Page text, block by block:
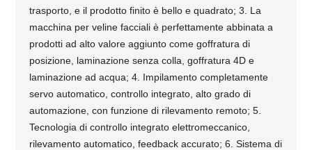
trasporto, e il prodotto finito è bello e quadrato; 3. La
macchina per veline facciali è perfettamente abbinata a
prodotti ad alto valore aggiunto come goffratura di
posizione, laminazione senza colla, goffratura 4D e
laminazione ad acqua; 4. Impilamento completamente
servo automatico, controllo integrato, alto grado di
automazione, con funzione di rilevamento remoto; 5.
Tecnologia di controllo integrato elettromeccanico,
rilevamento automatico, feedback accurato; 6. Sistema di